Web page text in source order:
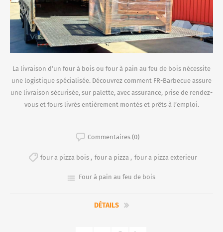
La livraison d’un four à bois ou four à pain au feu de bois nécessite
une logistique spécialisée. Découvrez comment FR-Barbecue assure
une livraison sécurisée, sur palette, avec assurance, prise de rendez-
vous et fours livrés entièrement montés et prêts à l’emploi.
Commentaires (0)
four a pizza bois , four a pizza , four a pizza exterieur
Four à pain au feu de bois
DÉTAILS